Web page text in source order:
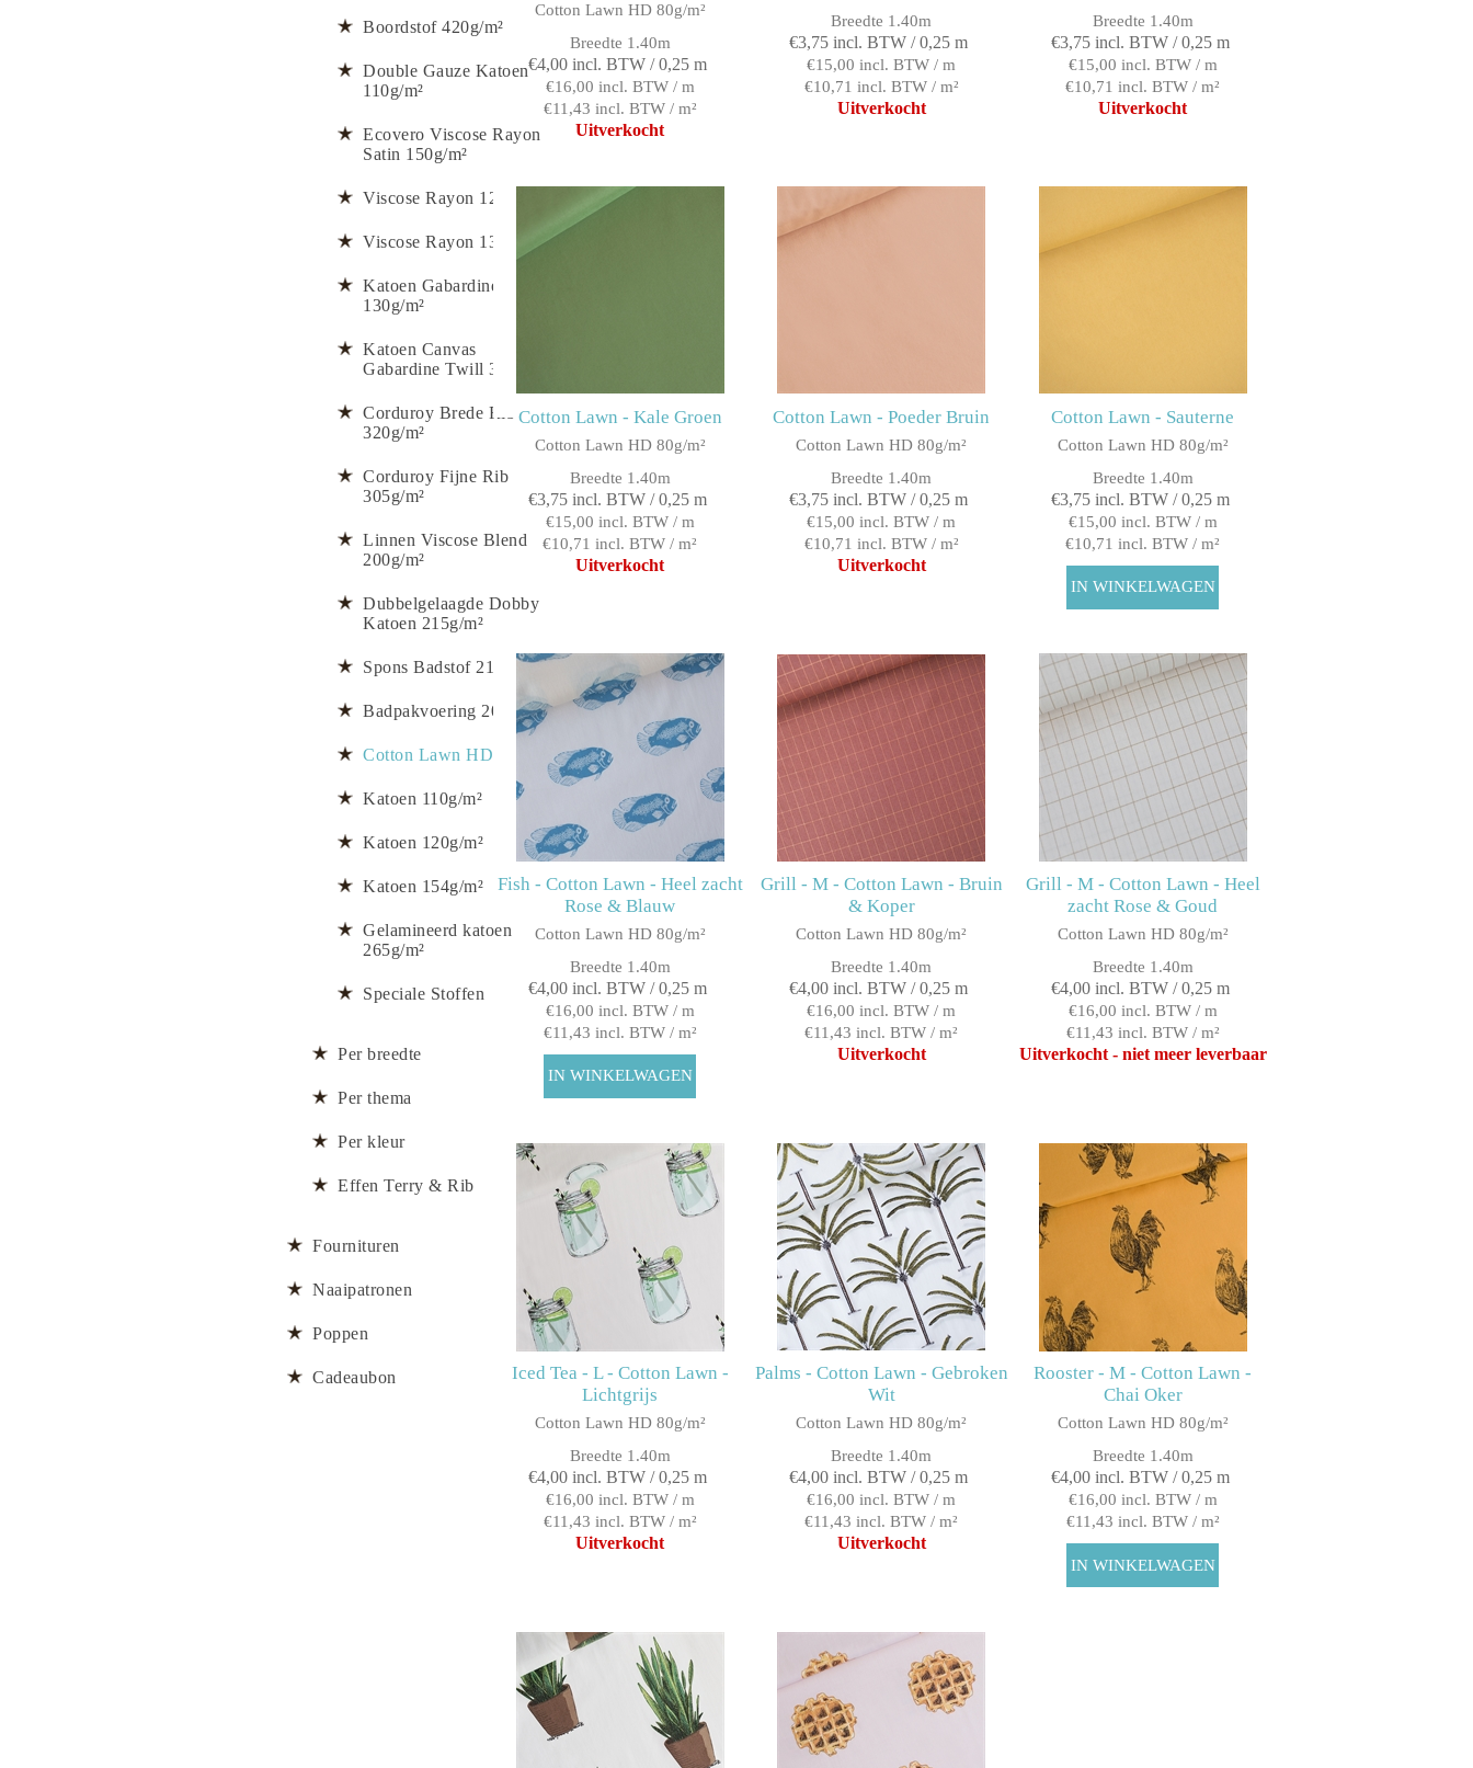
Cotton Lawn HD 80g/m²
Breedte 1.40m
€4,00 incl. BTW / 0,25 m
€16,00 incl. BTW / m
€11,43 incl. BTW / m²
Uitverkocht
Breedte 1.40m
€3,75 incl. BTW / 0,25 m
€15,00 incl. BTW / m
€10,71 incl. BTW / m²
Uitverkocht
Breedte 1.40m
€3,75 incl. BTW / 0,25 m
€15,00 incl. BTW / m
€10,71 incl. BTW / m²
Uitverkocht
Cotton Lawn - Kale Groen
Cotton Lawn HD 80g/m²
Breedte 1.40m
€3,75 incl. BTW / 0,25 m
€15,00 incl. BTW / m
€10,71 incl. BTW / m²
Uitverkocht
Cotton Lawn - Poeder Bruin
Cotton Lawn HD 80g/m²
Breedte 1.40m
€3,75 incl. BTW / 0,25 m
€15,00 incl. BTW / m
€10,71 incl. BTW / m²
Uitverkocht
Cotton Lawn - Sauterne
Cotton Lawn HD 80g/m²
Breedte 1.40m
€3,75 incl. BTW / 0,25 m
€15,00 incl. BTW / m
€10,71 incl. BTW / m²
Fish - Cotton Lawn - Heel zacht
Rose & Blauw
Cotton Lawn HD 80g/m²
Breedte 1.40m
€4,00 incl. BTW / 0,25 m
€16,00 incl. BTW / m
€11,43 incl. BTW / m²
Grill - M - Cotton Lawn - Bruin
& Koper
Cotton Lawn HD 80g/m²
Breedte 1.40m
€4,00 incl. BTW / 0,25 m
€16,00 incl. BTW / m
€11,43 incl. BTW / m²
Uitverkocht
Grill - M - Cotton Lawn - Heel
zacht Rose & Goud
Cotton Lawn HD 80g/m²
Breedte 1.40m
€4,00 incl. BTW / 0,25 m
€16,00 incl. BTW / m
€11,43 incl. BTW / m²
Uitverkocht - niet meer leverbaar
Iced Tea - L - Cotton Lawn -
Lichtgrijs
Cotton Lawn HD 80g/m²
Breedte 1.40m
€4,00 incl. BTW / 0,25 m
€16,00 incl. BTW / m
€11,43 incl. BTW / m²
Uitverkocht
Palms - Cotton Lawn - Gebroken
Wit
Cotton Lawn HD 80g/m²
Breedte 1.40m
€4,00 incl. BTW / 0,25 m
€16,00 incl. BTW / m
€11,43 incl. BTW / m²
Uitverkocht
Rooster - M - Cotton Lawn -
Chai Oker
Cotton Lawn HD 80g/m²
Breedte 1.40m
€4,00 incl. BTW / 0,25 m
€16,00 incl. BTW / m
€11,43 incl. BTW / m²
Boordstof 420g/m²
Double Gauze Katoen
110g/m²
Ecovero Viscose Rayon
Satin 150g/m²
Viscose Rayon 120g/m²
Viscose Rayon 135g/m²
Katoen Gabardine Twill
130g/m²
Katoen Canvas
Gabardine Twill 310g/m²
Corduroy Brede Rib
320g/m²
Corduroy Fijne Rib
305g/m²
Linnen Viscose Blend
200g/m²
Dubbelgelaagde Dobby
Katoen 215g/m²
Spons Badstof 210g/m²
Badpakvoering 200g/m²
Cotton Lawn HD 80g/m²
Katoen 110g/m²
Katoen 120g/m²
Katoen 154g/m²
Gelamineerd katoen
265g/m²
Speciale Stoffen
Per breedte
Per thema
Per kleur
Effen Terry & Rib
Fournituren
Naaipatronen
Poppen
Cadeaubon